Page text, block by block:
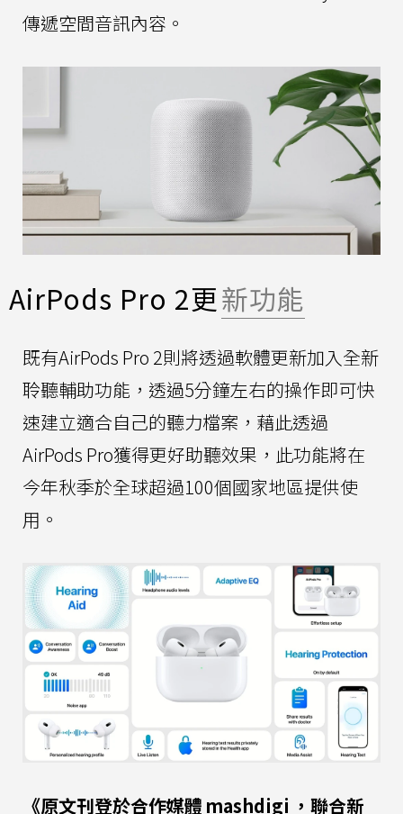
傳遞空間音訊內容。
AirPods Pro 2更新功能
既有AirPods Pro 2則將透過軟體更新加入全新
聆聽輔助功能，透過5分鐘左右的操作即可快
速建立適合自己的聽力檔案，藉此透過
AirPods Pro獲得更好助聽效果，此功能將在
今年秋季於全球超過100個國家地區提供使
用。
《原文刊登於合作媒體 mashdigi ，聯合新